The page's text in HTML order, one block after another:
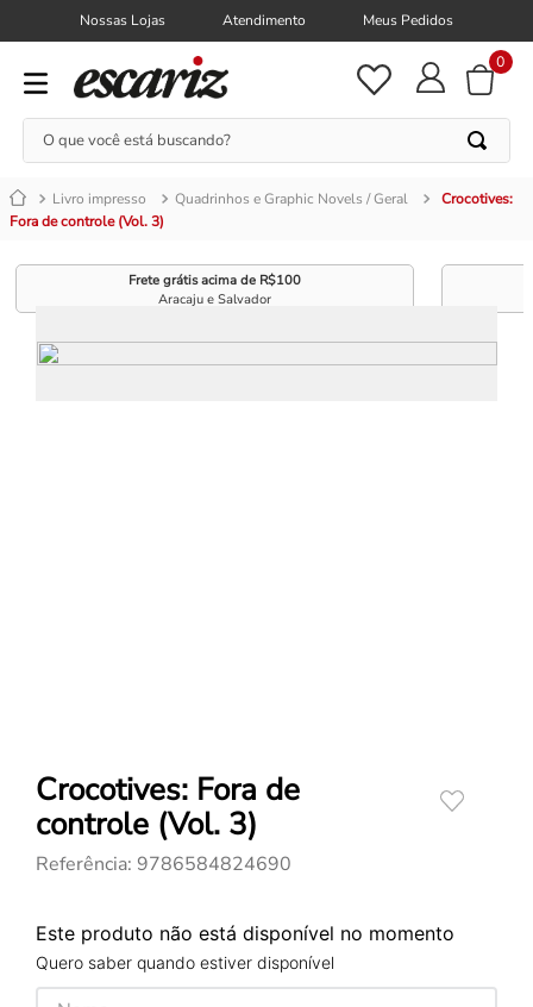
Nossas Lojas Atendimento Meus Pedidos
0
O que você está buscando?
Livro impresso Quadrinhos e Graphic Novels / Geral
Crocotives:
Fora de controle (Vol. 3)
Frete grátis acima de R$100
Aracaju e Salvador
Crocotives: Fora de
controle (Vol. 3)
Referência: 9786584824690
Este produto não está disponível no momento
Quero saber quando estiver disponível